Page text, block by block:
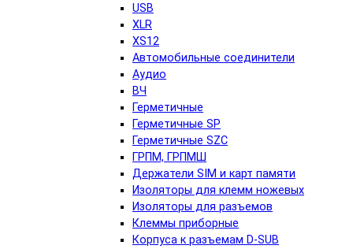
USB
XLR
XS12
Автомобильные соединители
Аудио
ВЧ
Герметичные
Герметичные SP
Герметичные SZC
ГРПМ, ГРПМШ
Держатели SIM и карт памяти
Изоляторы для клемм ножевых
Изоляторы для разъемов
Клеммы приборные
Корпуса к разъемам D-SUB